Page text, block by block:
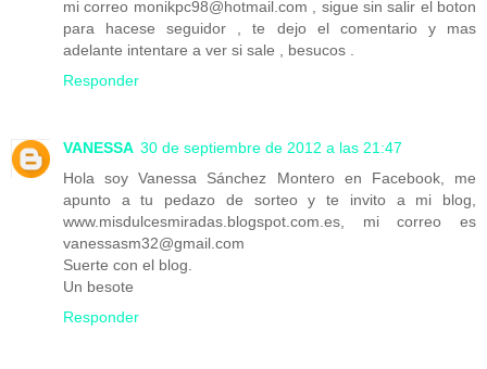
mi correo monikpc98@hotmail.com , sigue sin salir el boton
para hacese seguidor , te dejo el comentario y mas
adelante intentare a ver si sale , besucos .
Responder
VANESSA 30 de septiembre de 2012 a las 21:47
Hola soy Vanessa Sánchez Montero en Facebook, me
apunto a tu pedazo de sorteo y te invito a mi blog,
www.misdulcesmiradas.blogspot.com.es, mi correo es
vanessasm32@gmail.com
Suerte con el blog.
Un besote
Responder